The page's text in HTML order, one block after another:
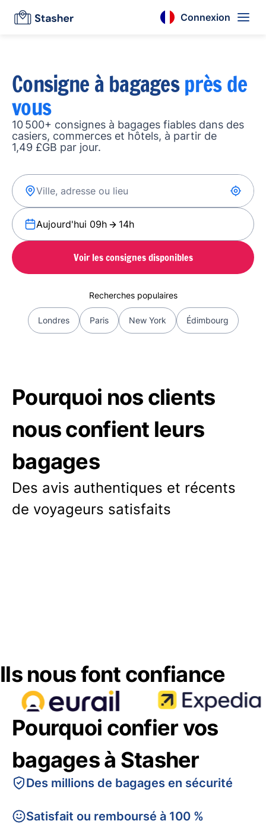
Connexion
Consigne à bagagesprès de
vous
10 500+ consignes à bagages fiables dans des
casiers, commerces et hôtels, à partir de
1,49 £GB par jour.
Aujourd'hui 09h 14h
Voir les consignes disponibles
Recherches populaires
Londres Paris New York Édimbourg
Pourquoi nos clients
nous confient leurs
bagages
Des avis authentiques et récents
de voyageurs satisfaits
Ils nous font confiance
Pourquoi confier vos
bagages à Stasher
Des millions de bagages en sécurité
Satisfait ou remboursé à 100 %